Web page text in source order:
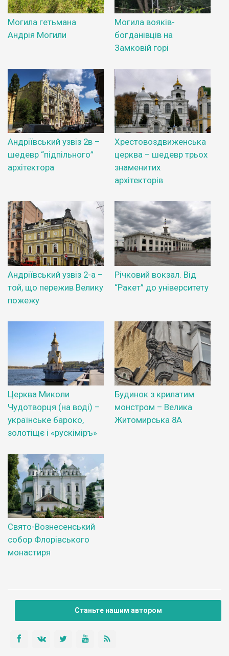
Могила гетьмана
Андрія Могили
Могила вояків-
богданівців на
Замковій горі
Андріївський узвіз 2в –
шедевр “підпільного”
архітектора
Хрестовоздвиженська
церква – шедевр трьох
знаменитих
архітекторів
Андріївський узвіз 2-а –
той, що пережив Велику
пожежу
Річковий вокзал. Від
“Ракет” до університету
Церква Миколи
Чудотворця (на воді) –
українське бароко,
золотіщє і «рускіміръ»
Будинок з крилатим
монстром – Велика
Житомирська 8А
Свято-Вознесенський
собор Флорівського
монастиря
Станьте нашим автором